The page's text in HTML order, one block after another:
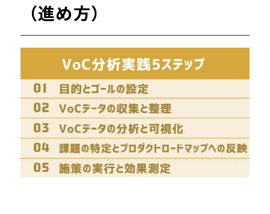
（進め方）